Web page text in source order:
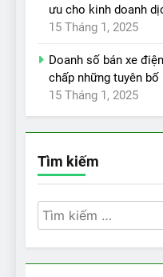
ưu cho kinh doanh
15 Tháng 1, 2025
Doanh số bán xe
chấp những tuyên
15 Tháng 1, 2025
Tìm kiếm
Tìm
kiếm